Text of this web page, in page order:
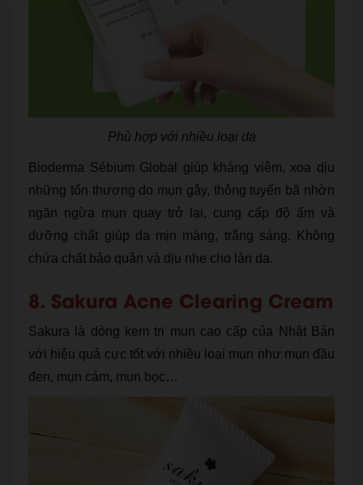
Phù hợp với nhiều loại da
Bioderma Sébium Global giúp kháng viêm, xoa dịu
những tổn thương do mụn gây, thông tuyến bã nhờn
ngăn ngừa mụn quay trở lại, cung cấp độ ẩm và
dưỡng chất giúp da mịn màng, trắng sáng. Không
chứa chất bảo quản và dịu nhẹ cho làn da.
8. Sakura Acne Clearing Cream
Sakura là dòng kem trị mụn cao cấp của Nhật Bản
với hiệu quả cực tốt với nhiều loại mụn như mụn đầu
đen, mụn cám, mụn bọc…